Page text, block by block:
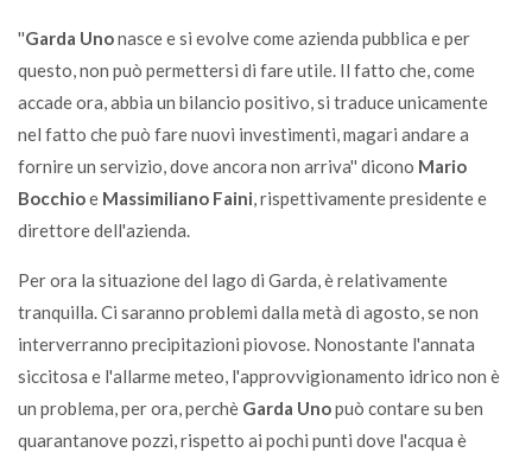
''Garda Unonasce e si evolve come azienda pubblica e per
questo, non può permettersi di fare utile. Il fatto che, come
accade ora, abbia un bilancio positivo, si traduce unicamente
nel fatto che può fare nuovi investimenti, magari andare a
fornire un servizio, dove ancora non arriva'' dicono Mario
Bocchioe Massimiliano Faini, rispettivamente presidente e
direttore dell'azienda.
Per ora la situazione del lago di Garda, è relativamente
tranquilla. Ci saranno problemi dalla metà di agosto, se non
interverranno precipitazioni piovose. Nonostante l'annata
siccitosa e l'allarme meteo, l'approvvigionamento idrico non è
un problema, per ora, perchè Garda Unopuò contare su ben
quarantanove pozzi, rispetto ai pochi punti dove l'acqua è